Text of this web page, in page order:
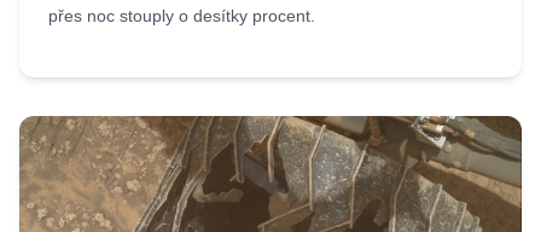
přes noc stouply o desítky procent.